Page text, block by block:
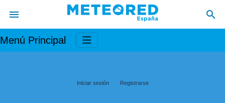
Menú Principal
Iniciar sesión Registrarse